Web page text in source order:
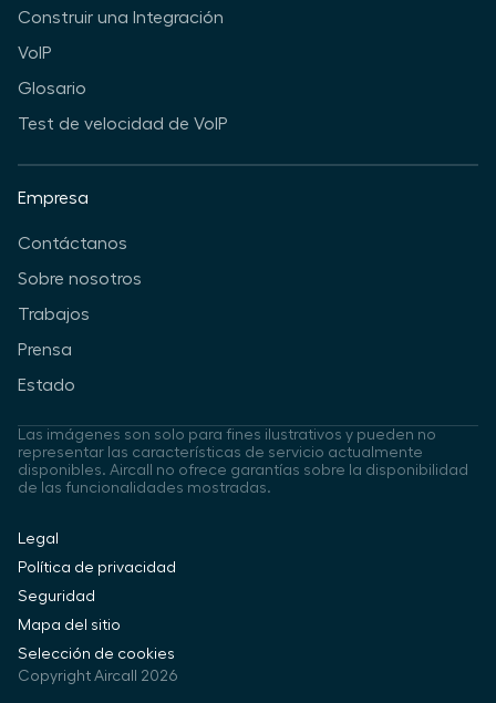
Construir una Integración
VoIP
Glosario
Test de velocidad de VoIP
Empresa
Contáctanos
Sobre nosotros
Trabajos
Prensa
Estado
Las imágenes son solo para fines ilustrativos y pueden no
representar las características de servicio actualmente
disponibles. Aircall no ofrece garantías sobre la disponibilidad
de las funcionalidades mostradas.
Copyright Aircall 2026
Legal
Política de privacidad
Seguridad
Mapa del sitio
Selección de cookies